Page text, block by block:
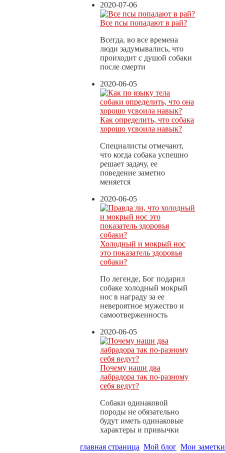
2020-07-06
Все псы попадают в рай?
Всегда, во все времена
люди задумывались, что
проиходит с душой собаки
после смерти
2020-06-05
Как определить, что собака
хорошо усвоила навык?
Специалисты отмечают,
что когда собака успешно
решает задачу, ее
поведение заметно
меняется
2020-06-05
Холодный и мокрый нос
это показатель здоровья
собаки?
По легенде, Бог подарил
собаке холодный мокрый
нос в награду за ее
невероятное мужество и
самоотверженность
2020-06-05
Почему наши два
лабрадора так по-разному
себя ведут?
Собаки одинаковой
породы не обязательно
будут иметь одинаковые
характеры и привычки
главная страница Мой блог Мои заметки